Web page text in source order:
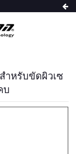
ำหรับขัดผิวเซ
บ